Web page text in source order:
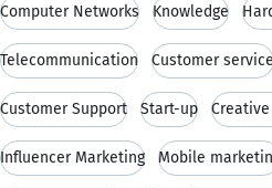
Computer Networks Knowledge
Telecommunication Customer
Customer Support Start-up
Influencer Marketing Mobile